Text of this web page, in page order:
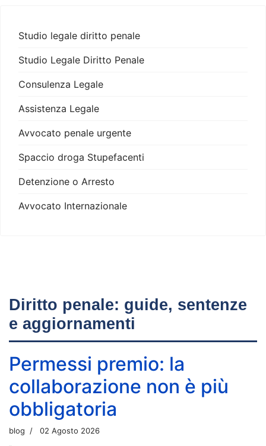
Studio legale diritto penale
Studio Legale Diritto Penale
Consulenza Legale
Assistenza Legale
Avvocato penale urgente
Spaccio droga Stupefacenti
Detenzione o Arresto
Avvocato Internazionale
Diritto penale: guide, sentenze
e aggiornamenti
Permessi premio: la
collaborazione non è più
obbligatoria
blog 02 Agosto 2026